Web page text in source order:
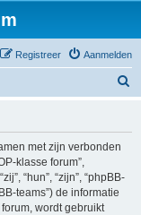
Aanmelden
Registreer
met zijn verbonden
klasse forum”,
“hun”, “zijn”, “phpBB-
teams”) de informatie
wordt gebruikt